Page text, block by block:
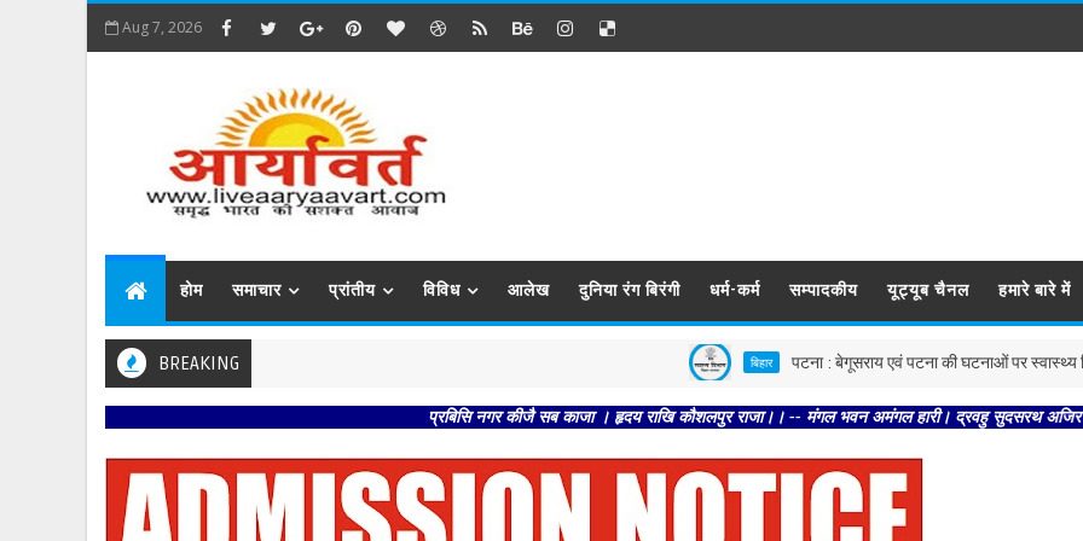
Aug 7, 2026
होम समाचार प्रांतीय विविध आलेख दुनिया रंग बिरंगी धर्म-कर्म सम्पादकीय यूट्यूब चैनल हमारे बारे में
BREAKING बिहार पटना : बेगूसराय एवं पटना की घटनाओं पर स्वास्थ्य विभाग सख्त,
प्रबिसि नगर कीजै सब काजा । हृदय राखि कौशलपुर राजा।। -- मंगल भवन अमंगल हारी। द्रवहु सुदसरथ अजिर बिहारी